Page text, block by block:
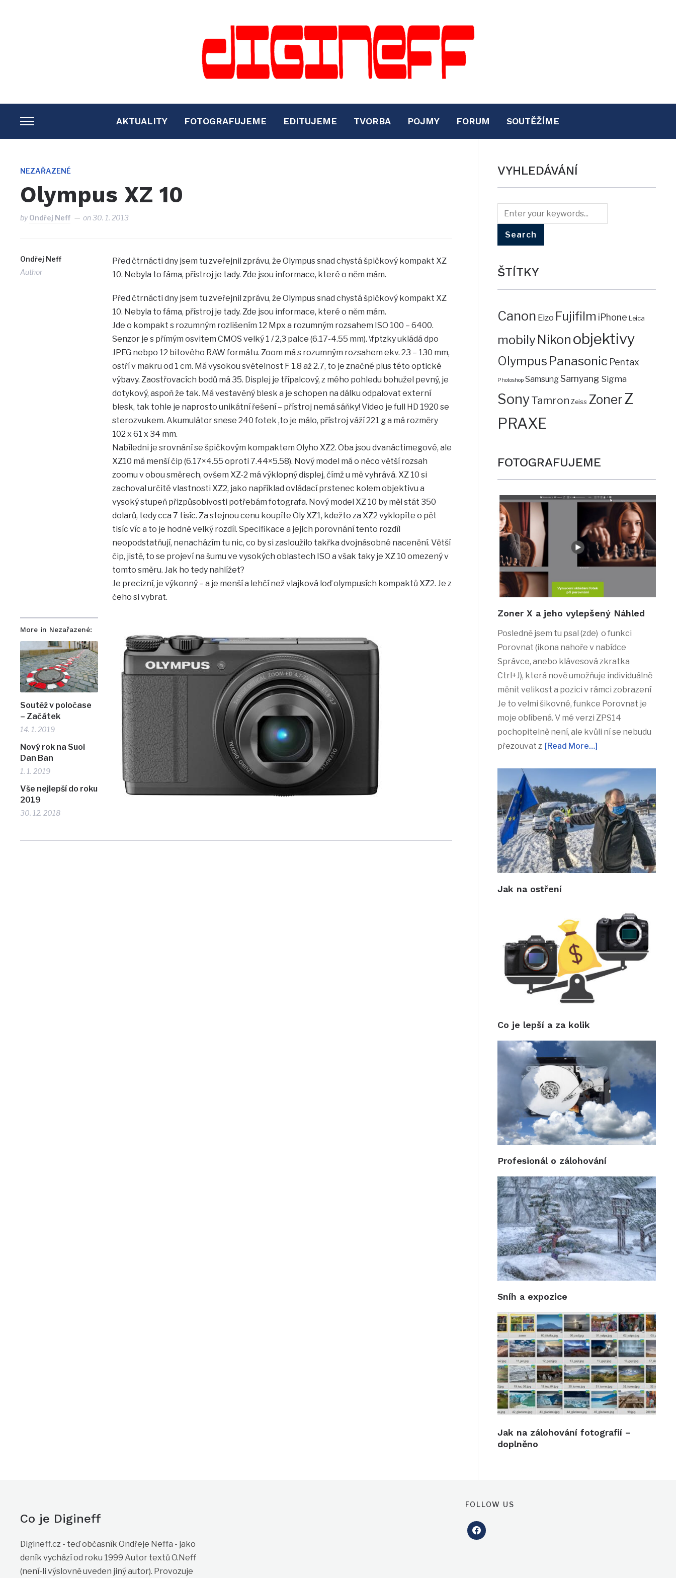
TOGGLE
SIDEBAR
NAVIGATION
AKTUALITY FOTOGRAFUJEME EDITUJEME TVORBA POJMY FORUM SOUTĚŽÍME
NEZAŘAZENÉ
Olympus XZ 10
byOndřej Neff on30. 1. 2013
Ondřej Neff
Author
More in Nezařazené:
Soutěž v poločase
– Začátek
14. 1. 2019
Nový rok na Suoi
Dan Ban
1. 1. 2019
Vše nejlepší do roku
2019
30. 12. 2018
Před čtrnácti dny jsem tu zveřejnil zprávu, že Olympus snad chystá špičkový kompakt XZ
10. Nebyla to fáma, přístroj je tady. Zde jsou informace, které o něm mám.
Před čtrnácti dny jsem tu zveřejnil zprávu, že Olympus snad chystá špičkový kompakt XZ
10. Nebyla to fáma, přístroj je tady. Zde jsou informace, které o něm mám.
Jde o kompakt s rozumným rozlišením 12 Mpx a rozumným rozsahem ISO 100 – 6400.
Senzor je s přímým osvitem CMOS velký 1 / 2,3 palce (6.17-4.55 mm). \fptzky ukládá dpo
JPEG nebpo 12 bitového RAW formátu. Zoom má s rozumným rozsahem ekv. 23 – 130 mm,
ostří v makru od 1 cm. Má vysokou světelnost F 1.8 až 2.7, to je značné plus této optické
výbavy. Zaostřovacích bodů má 35. Displej je třípalcový, z mého pohledu bohužel pevný, je
dotykový, aspoň že tak. Má vestavěný blesk a je schopen na dálku odpalovat externí
blesk, tak tohle je naprosto unikátní řešení – přístroj nemá sáňky! Video je full HD 1920 se
sterozvukem. Akumulátor snese 240 fotek ,to je málo, přístroj váží 221 g a má rozměry
102 x 61 x 34 mm.
Nabíledni je srovnání se špičkovým kompaktem Olyho XZ2. Oba jsou dvanáctimegové, ale
XZ10 má menší čip (6.17×4.55 oproti 7.44×5.58). Nový model má o něco větší rozsah
zoomu v obou směrech, ovšem XZ-2 má výklopný displej, čímž u mě vyhrává. XZ 10 si
zachoval určité vlastnosti XZ2, jako například ovládací prstenec kolem objektivu a
vysoký stupeň přizpůsobivosti potřebám fotografa. Nový model XZ 10 by měl stát 350
dolarů, tedy cca 7 tisíc. Za stejnou cenu koupíte Oly XZ1, kdežto za XZ2 vyklopíte o pět
tisíc víc a to je hodně velký rozdíl. Specifikace a jejich porovnání tento rozdíl
neopodstatňují, nenacházím tu nic, co by si zasloužilo takřka dvojnásobné nacenění. Větší
čip, jistě, to se projeví na šumu ve vysokých oblastech ISO a však taky je XZ 10 omezený v
tomto směru. Jak ho tedy nahlížet?
Je precizní, je výkonný – a je menší a lehčí než vlajková loď olympusích kompaktů XZ2. Je z
čeho si vybrat.
VYHLEDÁVÁNÍ
ŠTÍTKY
Canon Eizo Fujifilm iPhone Leica
mobilyNikon objektivy
Olympus Panasonic Pentax
Photoshop SamsungSamyang Sigma
SonyTamron Zeiss ZonerZ
PRAXE
FOTOGRAFUJEME
Zoner X a jeho vylepšený Náhled
Posledně jsem tu psal (zde) o funkci
Porovnat (ikona nahoře v nabídce
Správce, anebo klávesová zkratka
Ctrl+J), která nově umožňuje individuálně
měnit velikost a pozici v rámci zobrazení
Je to velmi šikovné, funkce Porovnat je
moje oblíbená. V mé verzi ZPS14
pochopitelně není, ale kvůli ní se nebudu
přezouvat z [Read More…]
Jak na ostření
Co je lepší a za kolik
Profesionál o zálohování
Sníh a expozice
Jak na zálohování fotografií –
doplněno
Co je Digineff
Digineff.cz - teď občasník Ondřeje Neffa - jako
deník vychází od roku 1999 Autor textů O.Neff
(není-li výslovně uveden jiný autor). Provozuje
FOLLOW US
facebook